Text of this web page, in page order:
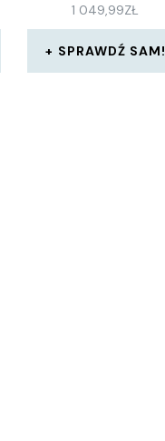
1 049,99ZŁ
SPRAWDŹ SAM!